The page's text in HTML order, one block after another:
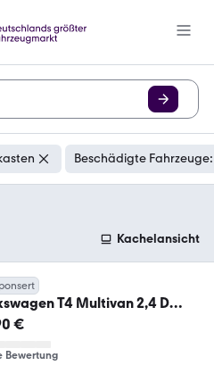
Beschädigte
Kachelansicht
T4 Multivan 2,4 D
€
Bewertung